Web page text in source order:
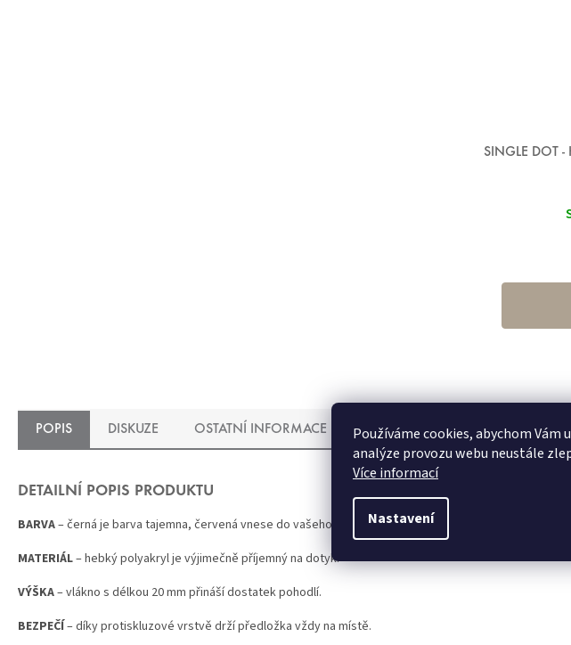
Používáme cookies, abychom
analýze provozu webu neustále
Více informací
Nastavení
SINGLE DOT -
POPIS DISKUZE OSTATNÍ INFORMACE
DETAILNÍ POPIS PRODUKTU
BARVA– černá je barva tajemna, červená vnese do vašeho domova sílu a energii.
MATERIÁL– hebký polyakryl je výjimečně příjemný na dotyk.
VÝŠKA– vlákno s délkou 20 mm přináší dostatek pohodlí.
BEZPEČÍ– díky protiskluzové vrstvě drží předložka vždy na místě.